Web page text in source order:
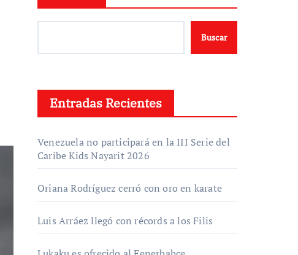
Buscar
Entradas Recientes
Venezuela no participará en la III Serie del
Caribe Kids Nayarit 2026
Oriana Rodríguez cerró con oro en karate
Luis Arráez llegó con récords a los Filis